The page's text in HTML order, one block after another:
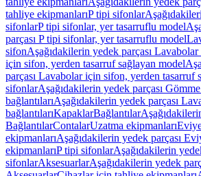
tahliye ekipmanlarıP tipi sifonlar
sifonlarP tipi sifonlar, yer tasarruflu model
parçası P tipi sifonlar, yer tasarruflu model
sifonAşağıdakilerin yedek parçası
için sifon, yerden tasarruf sağlayan model
parçası Lavabolar için sifon, yerden tasarruf
sifonlarAşağıdakilerin yedek parçası
bağlantılarıAşağıdakilerin yedek parçası
bağlantılarıKapaklarBağlantılar
BağlantılarContalarUzatma ekipmanları
ekipmanlarıAşağıdakilerin yedek parçası
ekipmanlarıP tipi sifonlarAşağıdakilerin
sifonlarAksesuarlarAşağıdakilerin yedek